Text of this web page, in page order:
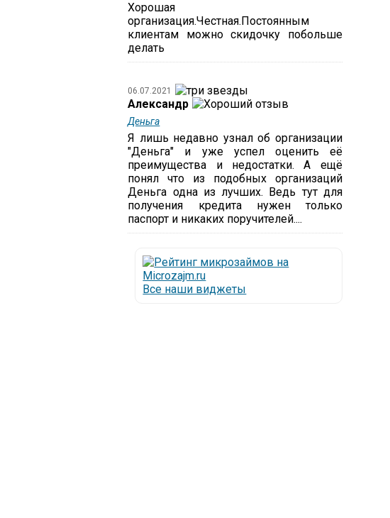
Хорошая
организация.Честная.Постоянным
клиентам можно скидочку побольше
делать
06.07.2021
Александр
Деньга
Я лишь недавно узнал об организации
"Деньга" и уже успел оценить её
преимущества и недостатки. А ещё
понял что из подобных организаций
Деньга одна из лучших. Ведь тут для
получения кредита нужен только
паспорт и никаких поручителей....
Все наши виджеты